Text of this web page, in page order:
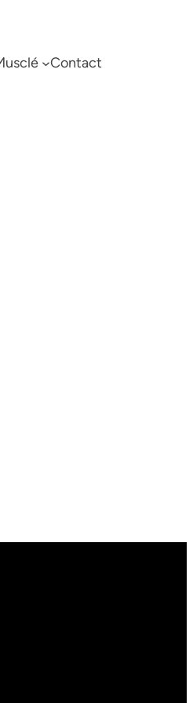
Contact